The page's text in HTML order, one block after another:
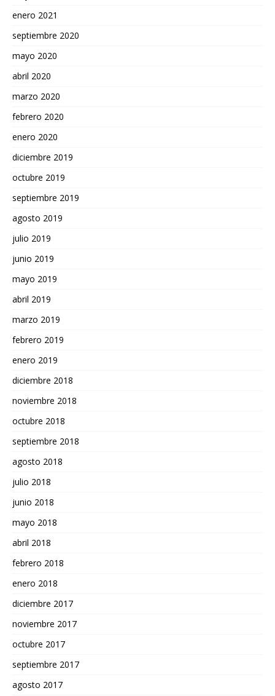
enero 2021
septiembre 2020
mayo 2020
abril 2020
marzo 2020
febrero 2020
enero 2020
diciembre 2019
octubre 2019
septiembre 2019
agosto 2019
julio 2019
junio 2019
mayo 2019
abril 2019
marzo 2019
febrero 2019
enero 2019
diciembre 2018
noviembre 2018
octubre 2018
septiembre 2018
agosto 2018
julio 2018
junio 2018
mayo 2018
abril 2018
febrero 2018
enero 2018
diciembre 2017
noviembre 2017
octubre 2017
septiembre 2017
agosto 2017